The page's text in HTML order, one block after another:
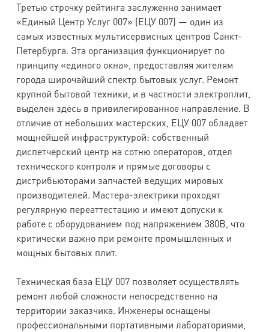
Третью строчку рейтинга заслуженно занимает
«Единый Центр Услуг 007» (ЕЦУ 007) — один из
самых известных мультисервисных центров Санкт-
Петербурга. Эта организация функционирует по
принципу «единого окна», предоставляя жителям
города широчайший спектр бытовых услуг. Ремонт
крупной бытовой техники, и в частности электроплит,
выделен здесь в привилегированное направление. В
отличие от небольших мастерских, ЕЦУ 007 обладает
мощнейшей инфраструктурой: собственный
диспетчерский центр на сотню операторов, отдел
технического контроля и прямые договоры с
дистрибьюторами запчастей ведущих мировых
производителей. Мастера-электрики проходят
регулярную переаттестацию и имеют допуски к
работе с оборудованием под напряжением 380В, что
критически важно при ремонте промышленных и
мощных бытовых плит.
Техническая база ЕЦУ 007 позволяет осуществлять
ремонт любой сложности непосредственно на
территории заказчика. Инженеры оснащены
профессиональными портативными лабораториями,